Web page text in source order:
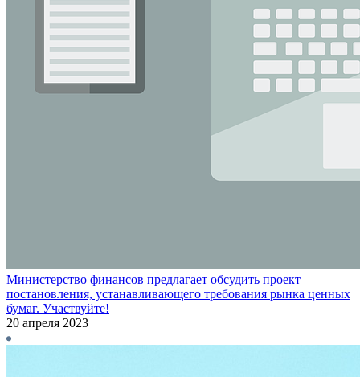
Министерство финансов предлагает обсудить проект
постановления, устанавливающего требования рынка ценных
бумаг. Участвуйте!
20 апреля 2023